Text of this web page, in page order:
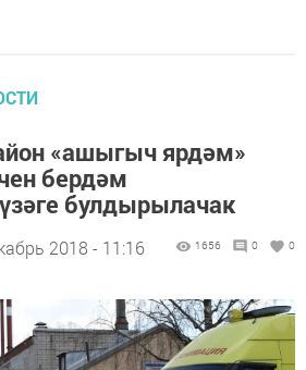
«ашыгыч ярдәм»
бердәм
булдырылачак
2018 - 11:16 1656 0 0